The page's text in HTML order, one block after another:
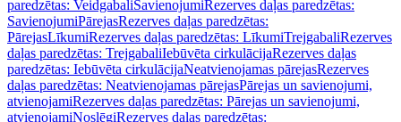
paredzētas: VeidgabaliSavienojumiRezerves daļas paredzētas:
SavienojumiPārejasRezerves daļas paredzētas:
PārejasLīkumiRezerves daļas paredzētas: LīkumiTrejgabaliRezerves
daļas paredzētas: TrejgabaliIebūvēta cirkulācijaRezerves daļas
paredzētas: Iebūvēta cirkulācijaNeatvienojamas pārejasRezerves
daļas paredzētas: Neatvienojamas pārejasPārejas un savienojumi,
atvienojamiRezerves daļas paredzētas: Pārejas un savienojumi,
atvienojamiNoslēgiRezerves daļas paredzētas: